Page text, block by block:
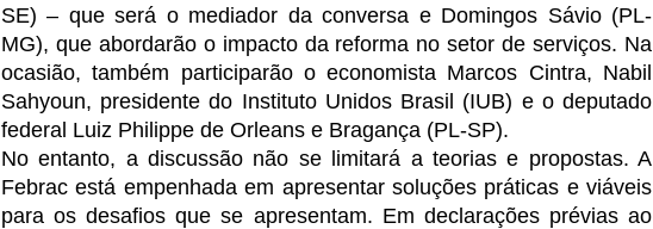
SE) – que será o mediador da conversa e Domingos Sávio (PL-
MG), que abordarão o impacto da reforma no setor de serviços. Na
ocasião, também participarão o economista Marcos Cintra, Nabil
Sahyoun, presidente do Instituto Unidos Brasil (IUB) e o deputado
federal Luiz Philippe de Orleans e Bragança (PL-SP).
No entanto, a discussão não se limitará a teorias e propostas. A
Febrac está empenhada em apresentar soluções práticas e viáveis
para os desafios que se apresentam. Em declarações prévias ao